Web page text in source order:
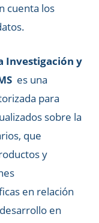
cuenta los
Investigación y
es una
para
sobre la
que
y
en relación
en